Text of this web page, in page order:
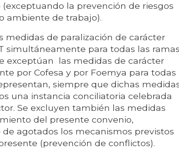
la prevención de riesgos
ambiente de trabajo).
medidas de paralización de carácter
simultáneamente para todas las ramas
exceptúan las medidas de carácter
por Cofesa y por Foemya para todas
siempre que dichas
una instancia conciliatoria celebrada
Se excluyen también las medidas
del presente convenio,
agotados los mecanismos previstos
(prevención de conflictos).